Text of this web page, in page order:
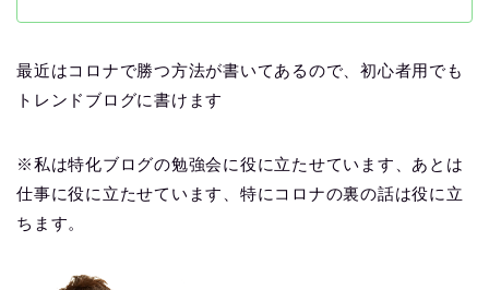
最近はコロナで勝つ方法が書いてあるので、初心者用でも
トレンドブログに書けます
※私は特化ブログの勉強会に役に立たせています、あとは
仕事に役に立たせています、特にコロナの裏の話は役に立
ちます。